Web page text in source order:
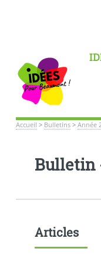
Accueil > Bulletins> Année
Bulletin
Articles